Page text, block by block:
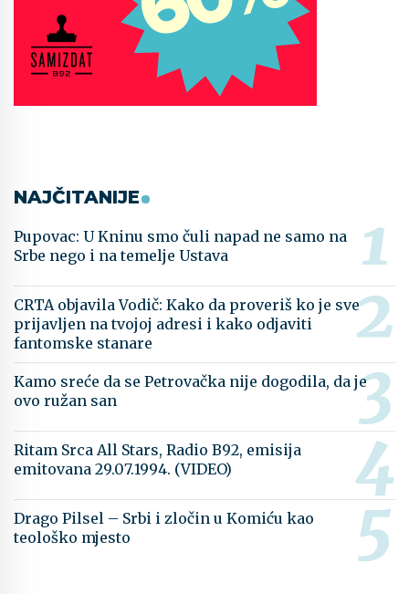
NAJČITANIJE
Pupovac: U Kninu smo čuli napad ne samo na
Srbe nego i na temelje Ustava
CRTA objavila Vodič: Kako da proveriš ko je sve
prijavljen na tvojoj adresi i kako odjaviti
fantomske stanare
Kamo sreće da se Petrovačka nije dogodila, da je
ovo ružan san
Ritam Srca All Stars, Radio B92, emisija
emitovana 29.07.1994. (VIDEO)
Drago Pilsel – Srbi i zločin u Komiću kao
teološko mjesto